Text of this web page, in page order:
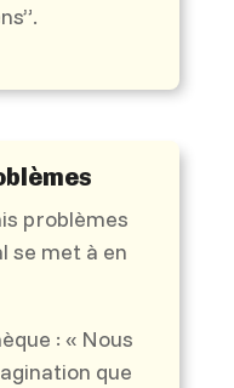
problèmes
se met à en
: « Nous
que